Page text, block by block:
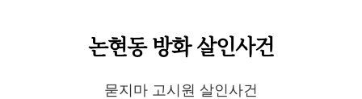
논현동 방화 살인사건
묻지마 고시원 살인사건